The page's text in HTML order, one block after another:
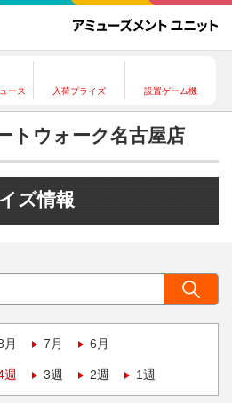
ース 入荷プライズ 設置ゲーム機
トウォーク名古屋店
ズ情報
月 7月 6月
週 3週 2週 1週